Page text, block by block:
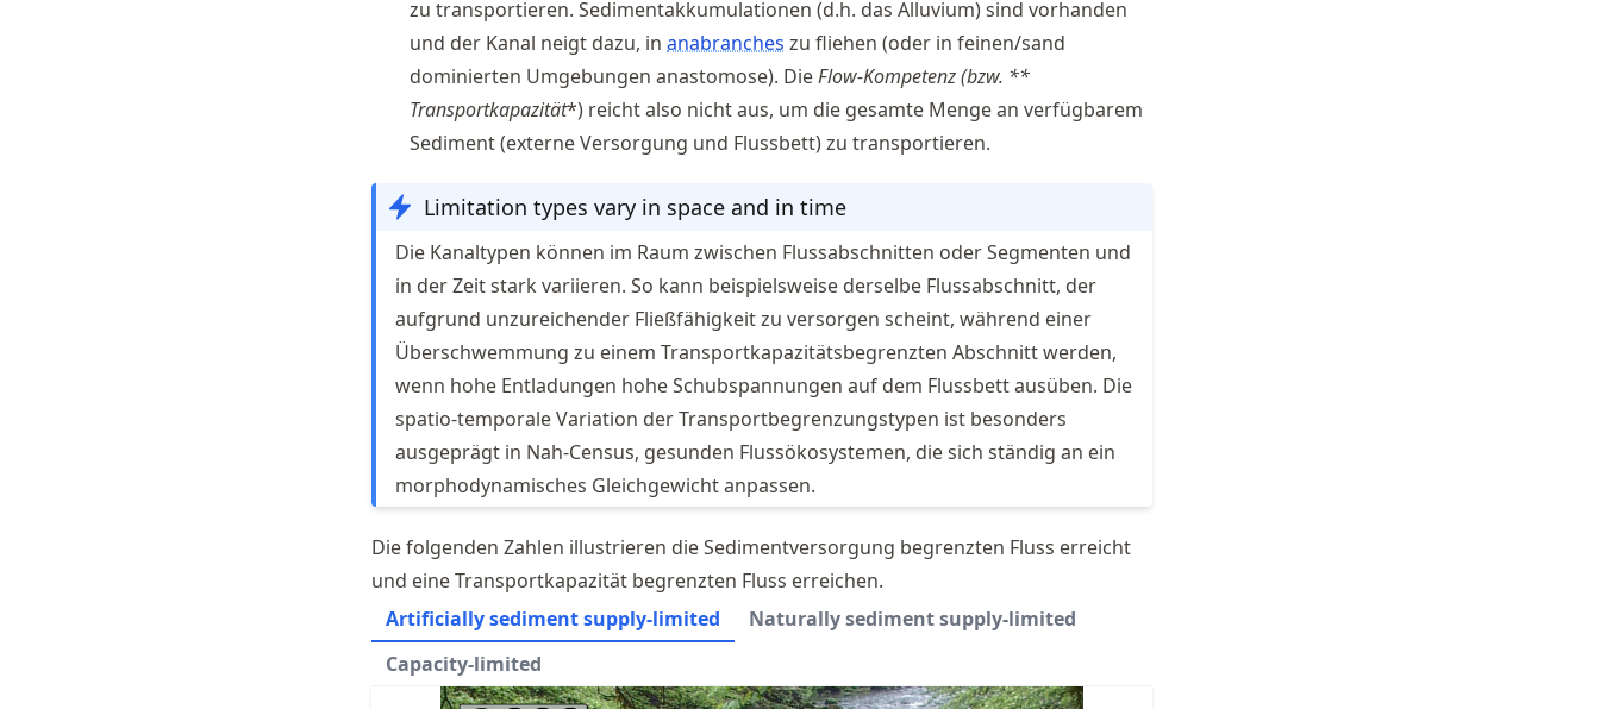
zu transportieren. Sedimentakkumulationen (d.h. das Alluvium) sind vorhanden
und der Kanal neigt dazu, in anabranches zu fliehen (oder in feinen/sand
dominierten Umgebungen anastomose). DieFlow-Kompetenz(bzw. **
Transportkapazität*) reicht also nicht aus, um die gesamte Menge an verfügbarem
Sediment (externe Versorgung und Flussbett) zu transportieren.
Limitation types vary in space and in time
Die Kanaltypen können im Raum zwischen Flussabschnitten oder Segmenten und
in der Zeit stark variieren. So kann beispielsweise derselbe Flussabschnitt, der
aufgrund unzureichender Fließfähigkeit zu versorgen scheint, während einer
Überschwemmung zu einem Transportkapazitätsbegrenzten Abschnitt werden,
wenn hohe Entladungen hohe Schubspannungen auf dem Flussbett ausüben. Die
spatio-temporale Variation der Transportbegrenzungstypen ist besonders
ausgeprägt in Nah-Census, gesunden Flussökosystemen, die sich ständig an ein
morphodynamisches Gleichgewicht anpassen.
Die folgenden Zahlen illustrieren die Sedimentversorgung begrenzten Fluss erreicht
und eine Transportkapazität begrenzten Fluss erreichen.
Artificially sediment supply-limited
Naturally sediment supply-limited
Capacity-limited